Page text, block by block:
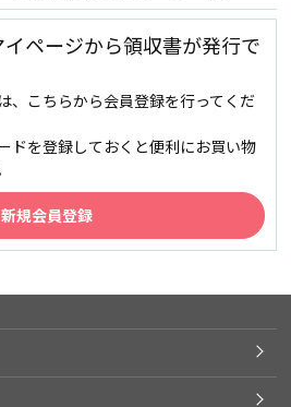
ページから領収書が発行で
、こちらから会員登録を行ってくだ
ドを登録しておくと便利にお買い物